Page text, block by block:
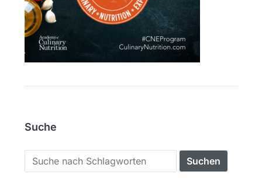
Suche
Search
for: